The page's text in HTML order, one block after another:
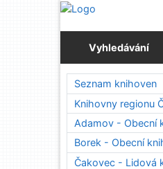
Přejít na obsah
Vyhledávání
Seznam knihoven
Knihovny regionu
Adamov - Obecní
Borek - Obecní
Čakovec - Lidová